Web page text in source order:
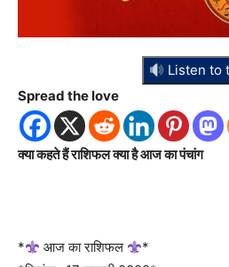
Listen to
Spread the love
क्या कहते हैं राशिफल क्या है आज का पंचांग
* आज का राशिफल
*